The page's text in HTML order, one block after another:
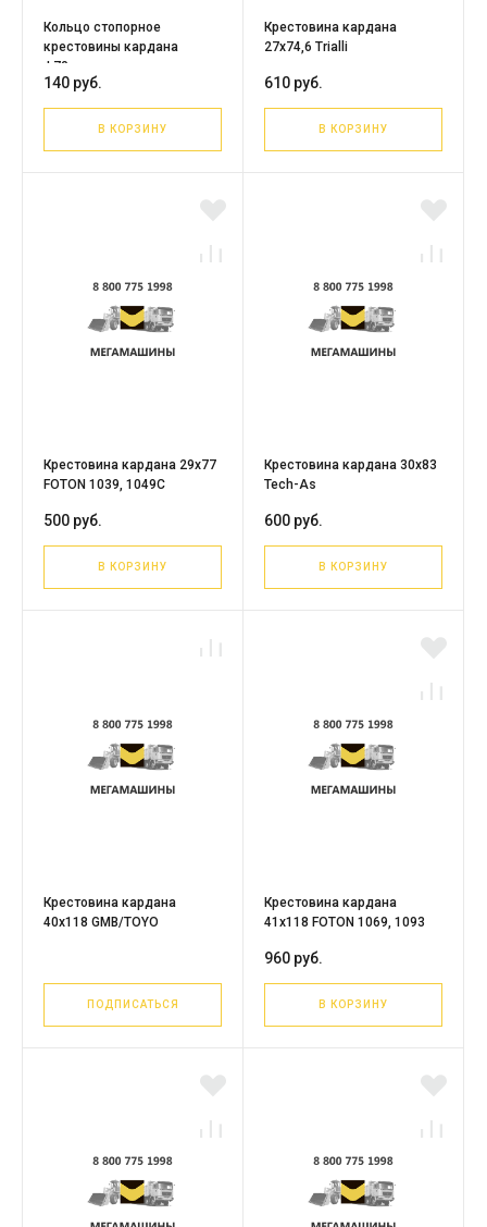
Кольцо стопорное
крестовины кардана
ф70мм
140 руб.
В КОРЗИНУ
Крестовина кардана
27х74,6 Trialli
610 руб.
В КОРЗИНУ
Крестовина кардана 29x77
FOTON 1039, 1049С
500 руб.
В КОРЗИНУ
Крестовина кардана 30х83
Tech-As
600 руб.
В КОРЗИНУ
Крестовина кардана
40х118 GMB/TOYO
ПОДПИСАТЬСЯ
Крестовина кардана
41х118 FOTON 1069, 1093
960 руб.
В КОРЗИНУ